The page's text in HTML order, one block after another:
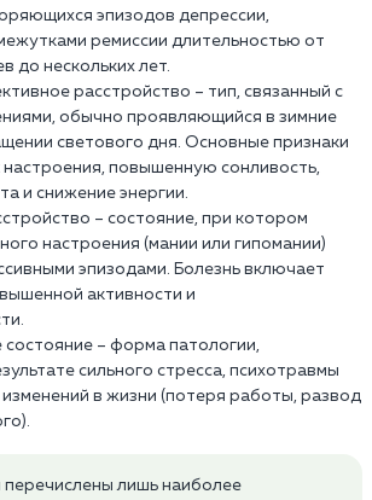
эпизодов депрессии,
ремиссии длительностью от
до нескольких лет.
расстройство – тип, связанный с
обычно проявляющийся в зимние
светового дня. Основные признаки
повышенную сонливость,
и снижение энергии.
– состояние, при котором
настроения (мании или гипомании)
эпизодами. Болезнь включает
активности и
– форма патологии,
сильного стресса, психотравмы
изменений в жизни (потеря работы, развод
лишь наиболее